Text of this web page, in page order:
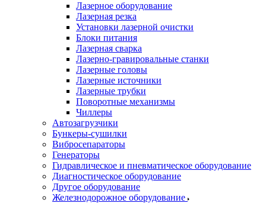
Лазерное оборудование
Лазерная резка
Установки лазерной очистки
Блоки питания
Лазерная сварка
Лазерно-гравировальные станки
Лазерные головы
Лазерные источники
Лазерные трубки
Поворотные механизмы
Чиллеры
Автозагрузчики
Бункеры-сушилки
Вибросепараторы
Генераторы
Гидравлическое и пневматическое оборудование
Диагностическое оборудование
Другое оборудование
Железнодорожное оборудование